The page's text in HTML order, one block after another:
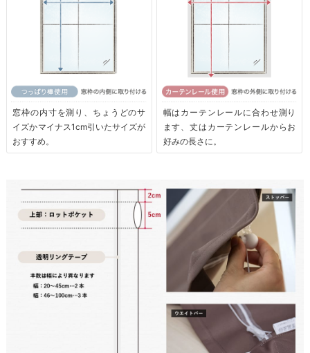
窓枠の内寸を測り、ちょうどのサ
イズかマイナス1cm引いたサイズが
おすすめ。
幅はカーテンレールに合わせ測り
ます、丈はカーテンレールからお
好みの長さに。